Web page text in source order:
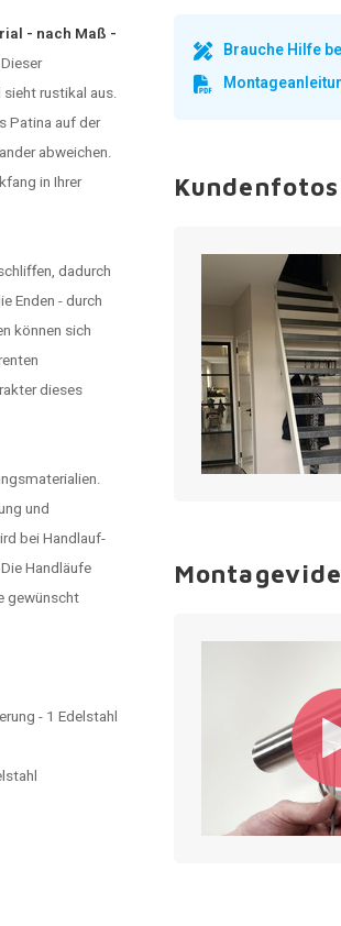
- nach Maß -
rustikal aus.
Patina auf der
abweichen.
in Ihrer
dadurch
Enden - durch
können sich
dieses
und
bei Handlauf-
Handläufe
gewünscht
- 1 Edelstahl
Brauche Hilfe
Kundenfotos